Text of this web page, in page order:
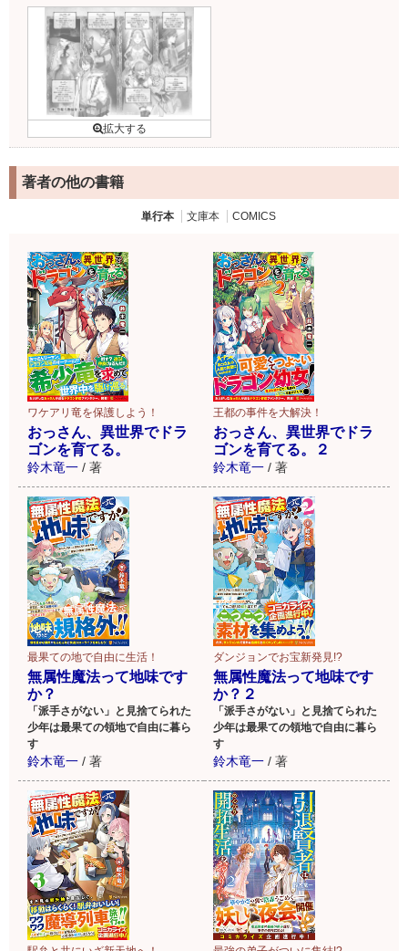
著者の他の書籍
単行本 文庫本 COMICS
ワケアリ竜を保護しよう！
おっさん、異世界でドラ
ゴンを育てる。
鈴木竜一 / 著
王都の事件を大解決！
おっさん、異世界でドラ
ゴンを育てる。２
鈴木竜一 / 著
最果ての地で自由に生活！
無属性魔法って地味です
か？
「派手さがない」と見捨てられた
少年は最果ての領地で自由に暮ら
す
鈴木竜一 / 著
ダンジョンでお宝新発見!?
無属性魔法って地味です
か？２
「派手さがない」と見捨てられた
少年は最果ての領地で自由に暮ら
す
鈴木竜一 / 著